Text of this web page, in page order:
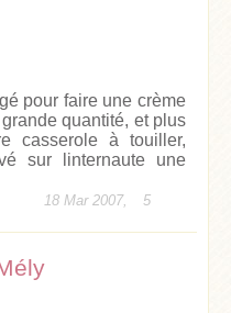
pour faire une crème
quantité, et plus
casserole à touiller,
sur linternaute une
18 Mar 2007, 5